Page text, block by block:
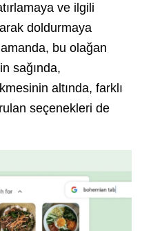
ve ilgili
doldurmaya
bu olağan
sağında,
altında, farklı
seçenekleri de